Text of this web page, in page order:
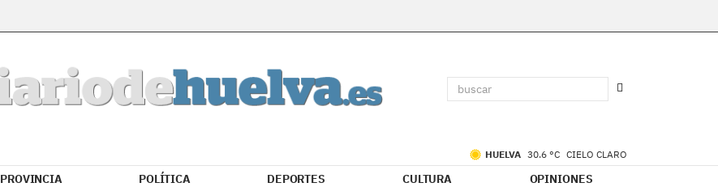
HUELVA 30.6 °C CIELO CLARO
PROVINCIA POLÍTICA DEPORTES CULTURA OPINIONES